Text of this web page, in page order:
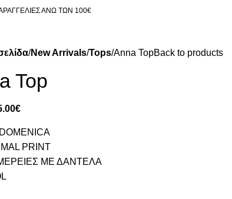
ΑΝΩ ΤΩΝ 100€
New Arrivals Tops Anna TopBack to products
Top
€
PRINT
ΜΕ ΔΑΝΤΕΛΑ